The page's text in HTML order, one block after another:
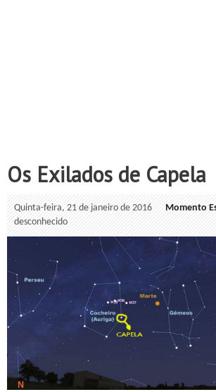
Os Exilados de Capela
Quinta-feira, 21 de janeiro de 2016 Momento
desconhecido